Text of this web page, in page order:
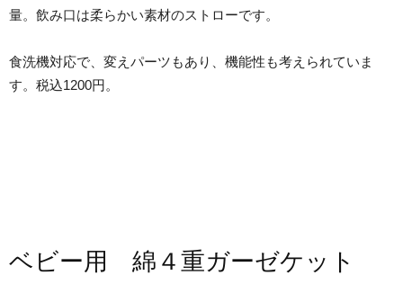
量。飲み口は柔らかい素材のストローです。
食洗機対応で、変えパーツもあり、機能性も考えられていま
す。税込1200円。
ベビー用 綿４重ガーゼケット